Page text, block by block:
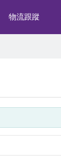
物流跟蹤